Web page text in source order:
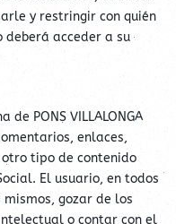
y restringir con quién
deberá acceder a su
PONS VILLALONGA
enlaces,
tipo de contenido
El usuario, en todos
gozar de los
o contar con el